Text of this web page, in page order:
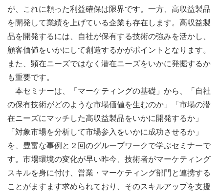
が、これに頼った利益確保は限界です。一方、高収益製品
を開発して業績を上げている企業も存在します。高収益製
品を開発するには、自社が保有する技術の強みを活かし、
顧客価値をいかにして創造するかがポイントとなります。
また、顕在ニーズではなく潜在ニーズをいかに発掘するか
も重要です。
本セミナーは、「マーケティングの基礎」から、「自社
の保有技術がどのような市場価値を生むのか」「市場の潜
在ニーズにマッチした高収益製品をいかに開発するか」
「対象市場を分析して市場参入をいかに成功させるか」
を、豊富な事例と２回のグループワークで学ぶセミナーで
す。市場環境の変化が早い昨今、技術者がマーケティング
スキルを身に付け、営業・マーケティング部門と連携する
ことがますます求められており、そのスキルアップを支援